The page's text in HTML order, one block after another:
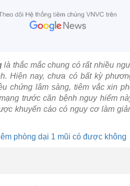
là thắc mắc chung có rất nhiều
Hiện nay, chưa có bất kỳ
chứng lâm sàng, tiêm vắc xin
trước căn bệnh nguy hiểm
khuyến cáo có nguy cơ làm